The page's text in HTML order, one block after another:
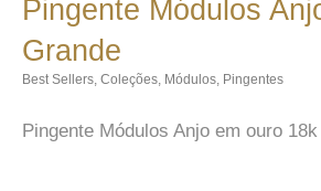
Pingente Módulos
Grande
Best Sellers, Coleções, Módulos, Pingentes
Pingente Módulos Anjo em ouro